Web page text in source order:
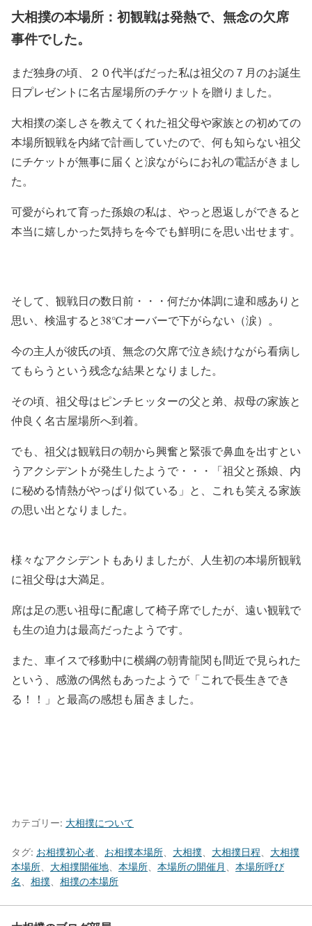
大相撲の本場所：初観戦は発熱で、無念の欠席
事件でした。
まだ独身の頃、２０代半ばだった私は祖父の７月のお誕生
日プレゼントに名古屋場所のチケットを贈りました。
大相撲の楽しさを教えてくれた祖父母や家族との初めての
本場所観戦を内緒で計画していたので、何も知らない祖父
にチケットが無事に届くと涙ながらにお礼の電話がきまし
た。
可愛がられて育った孫娘の私は、やっと恩返しができると
本当に嬉しかった気持ちを今でも鮮明にを思い出せます。
そして、観戦日の数日前・・・何だか体調に違和感ありと
思い、検温すると38℃オーバーで下がらない（涙）。
今の主人が彼氏の頃、無念の欠席で泣き続けながら看病し
てもらうという残念な結果となりました。
その頃、祖父母はピンチヒッターの父と弟、叔母の家族と
仲良く名古屋場所へ到着。
でも、祖父は観戦日の朝から興奮と緊張で鼻血を出すとい
うアクシデントが発生したようで・・・「祖父と孫娘、内
に秘める情熱がやっぱり似ている」と、これも笑える家族
の思い出となりました。
様々なアクシデントもありましたが、人生初の本場所観戦
に祖父母は大満足。
席は足の悪い祖母に配慮して椅子席でしたが、遠い観戦で
も生の迫力は最高だったようです。
また、車イスで移動中に横綱の朝青龍関も間近で見られた
という、感激の偶然もあったようで「これで長生きでき
る！！」と最高の感想も届きました。
カテゴリー: 大相撲について
タグ: お相撲初心者 お相撲本場所 大相撲 大相撲日程
大相撲
本場所
大相撲開催地 本場所 本場所の開催月
本場所呼び
名
相撲 相撲の本場所